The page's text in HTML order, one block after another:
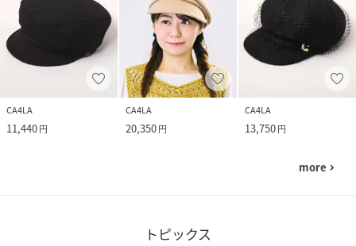
CA4LA
11,440円
CA4LA
20,350円
CA4LA
13,750円
more navigate_next
トピックス